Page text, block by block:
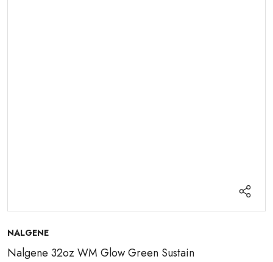
NALGENE
Nalgene 32oz WM Glow Green Sustain